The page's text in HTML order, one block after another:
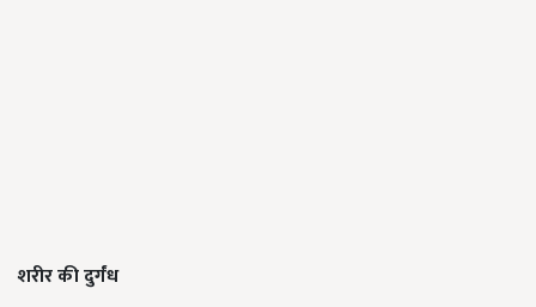
शरीर की दुर्गंध